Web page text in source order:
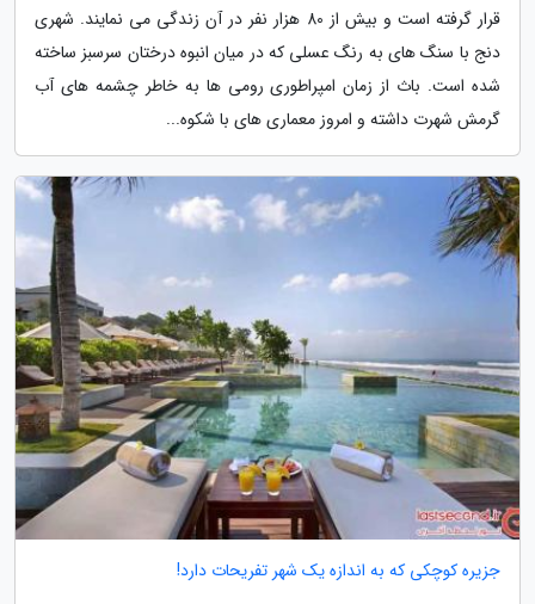
قرار گرفته است و بیش از 80 هزار نفر در آن زندگی می نمایند. شهری
دنج با سنگ های به رنگ عسلی که در میان انبوه درختان سرسبز ساخته
شده است. باث از زمان امپراطوری رومی ها به خاطر چشمه های آب
گرمش شهرت داشته و امروز معماری های با شکوه...
جزیره کوچکی که به اندازه یک شهر تفریحات دارد!